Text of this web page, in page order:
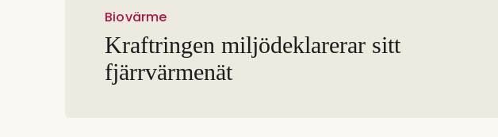
Biovärme
Kraftringen miljödeklarerar sitt
fjärrvärmenät